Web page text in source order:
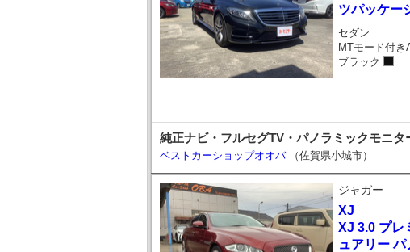
ツパッケー
セダン
MTモード付き
ブラック
純正ナビ・フルセグTV・パノラミックモニ
ベストカーショップオオバ （佐賀県小城市）
ジャガー
XJ
XJ 3.0 プレ
ュアリー